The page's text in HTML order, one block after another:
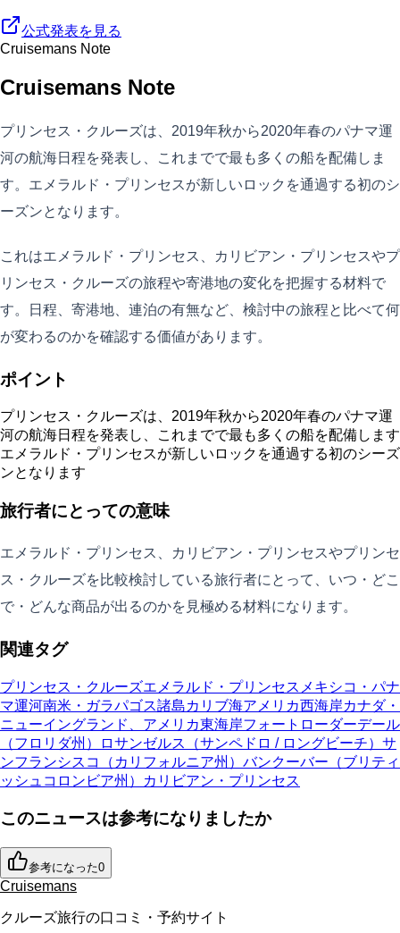
公式発表を見る
Cruisemans Note
Cruisemans Note
プリンセス・クルーズは、2019年秋から2020年春のパナマ運
河の航海日程を発表し、これまでで最も多くの船を配備しま
す。エメラルド・プリンセスが新しいロックを通過する初のシ
ーズンとなります。
これはエメラルド・プリンセス、カリビアン・プリンセスやプ
リンセス・クルーズの旅程や寄港地の変化を把握する材料で
す。日程、寄港地、連泊の有無など、検討中の旅程と比べて何
が変わるのかを確認する価値があります。
ポイント
プリンセス・クルーズは、2019年秋から2020年春のパナマ運
河の航海日程を発表し、これまでで最も多くの船を配備します
エメラルド・プリンセスが新しいロックを通過する初のシーズ
ンとなります
旅行者にとっての意味
エメラルド・プリンセス、カリビアン・プリンセスやプリンセ
ス・クルーズを比較検討している旅行者にとって、いつ・どこ
で・どんな商品が出るのかを見極める材料になります。
関連タグ
プリンセス・クルーズエメラルド・プリンセス メキシコ・パナ
マ運河南米・ガラパゴス諸島カリブ海アメリカ西海岸カナダ・
ニューイングランド、アメリカ東海岸フォートローダーデール
（フロリダ州）
ロサンゼルス（サンペドロ / ロングビーチ） サ
ンフランシスコ（カリフォルニア州） バンクーバー（ブリティ
ッシュコロンビア州）
カリビアン・プリンセス
このニュースは参考になりましたか
参考になった0
Cruisemans
クルーズ旅行の口コミ・予約サイト